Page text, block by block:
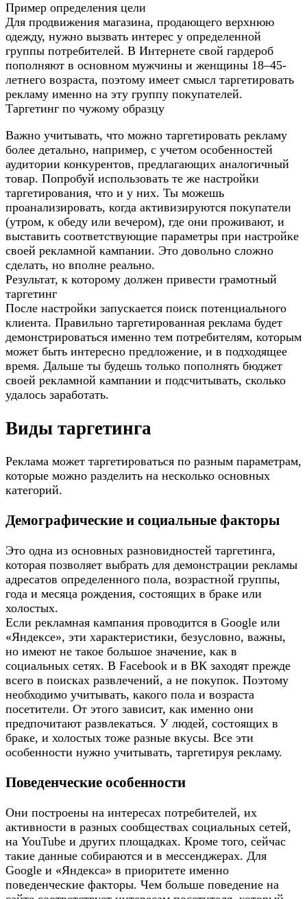
Пример определения цели
Для продвижения магазина, продающего верхнюю
одежду, нужно вызвать интерес у определенной
группы потребителей. В Интернете свой гардероб
пополняют в основном мужчины и женщины 18–45-
летнего возраста, поэтому имеет смысл таргетировать
рекламу именно на эту группу покупателей.
Таргетинг по чужому образцу
Важно учитывать, что можно таргетировать рекламу
более детально, например, с учетом особенностей
аудитории конкурентов, предлагающих аналогичный
товар. Попробуй использовать те же настройки
таргетирования, что и у них. Ты можешь
проанализировать, когда активизируются покупатели
(утром, к обеду или вечером), где они проживают, и
выставить соответствующие параметры при настройке
своей рекламной кампании. Это довольно сложно
сделать, но вполне реально.
Результат, к которому должен привести грамотный
таргетинг
После настройки запускается поиск потенциального
клиента. Правильно таргетированная реклама будет
демонстрироваться именно тем потребителям, которым
может быть интересно предложение, и в подходящее
время. Дальше ты будешь только пополнять бюджет
своей рекламной кампании и подсчитывать, сколько
удалось заработать.
Виды таргетинга
Реклама может таргетироваться по разным параметрам,
которые можно разделить на несколько основных
категорий.
Демографические и социальные факторы
Это одна из основных разновидностей таргетинга,
которая позволяет выбрать для демонстрации рекламы
адресатов определенного пола, возрастной группы,
года и месяца рождения, состоящих в браке или
холостых.
Если рекламная кампания проводится в Google или
«Яндексе», эти характеристики, безусловно, важны,
но имеют не такое большое значение, как в
социальных сетях. В Facebook и в ВК заходят прежде
всего в поисках развлечений, а не покупок. Поэтому
необходимо учитывать, какого пола и возраста
посетители. От этого зависит, как именно они
предпочитают развлекаться. У людей, состоящих в
браке, и холостых тоже разные вкусы. Все эти
особенности нужно учитывать, таргетируя рекламу.
Поведенческие особенности
Они построены на интересах потребителей, их
активности в разных сообществах социальных сетей,
на YouTube и других площадках. Кроме того, сейчас
такие данные собираются и в мессенджерах. Для
Google и «Яндекса» в приоритете именно
поведенческие факторы. Чем больше поведение на